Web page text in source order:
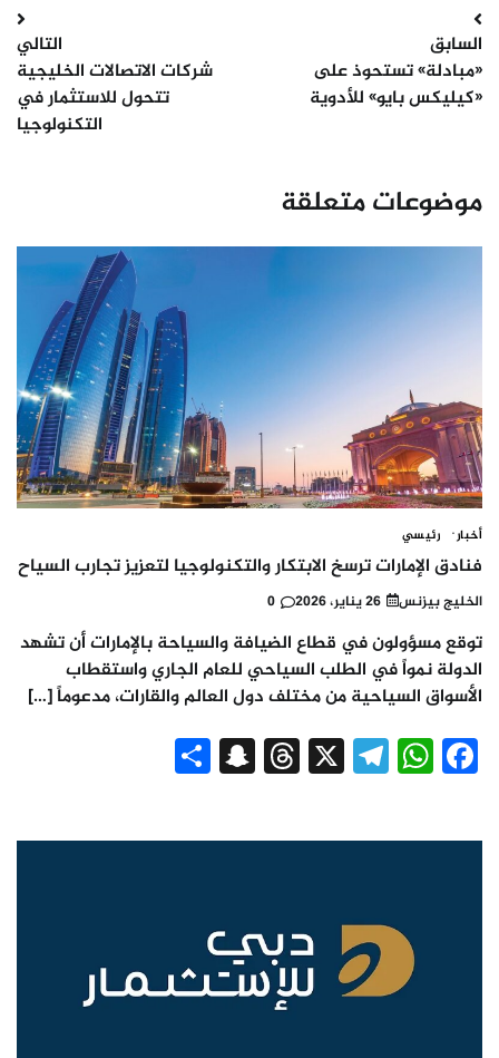
تصفّح
المقالات
السابق
«مبادلة» تستحوذ على
«كيليكس بايو» للأدوية
التالي
شركات الاتصالات الخليجية
تتحول للاستثمار في
التكنولوجيا
موضوعات متعلقة
أخبار رئيسي
فنادق الإمارات ترسخ الابتكار والتكنولوجيا لتعزيز تجارب السياح
الخليج بيزنس 26 يناير، 2026 0
توقع مسؤولون في قطاع الضيافة والسياحة بالإمارات أن تشهد
الدولة نمواً في الطلب السياحي للعام الجاري واستقطاب
الأسواق السياحية من مختلف دول العالم والقارات، مدعوماً […]
Facebook
WhatsApp
Telegram
X
Threads
Snapchat
Share